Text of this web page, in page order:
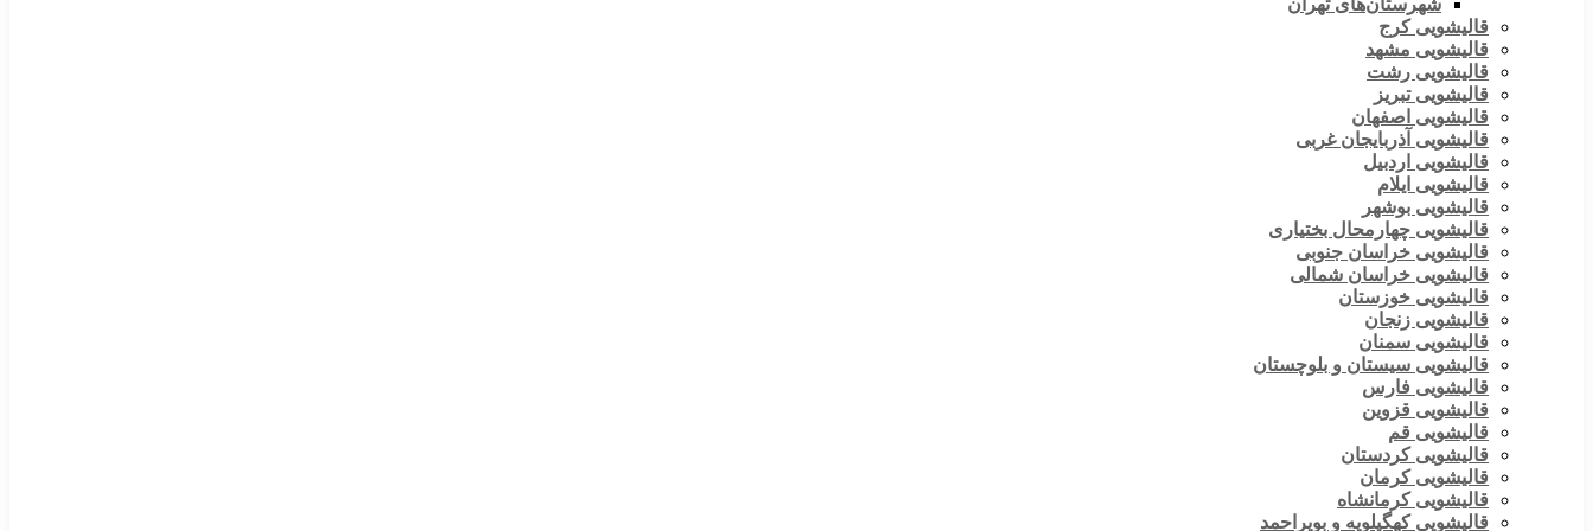
شهرستان‌های تهران
قالیشویی کرج
قالیشویی مشهد
قالیشویی رشت
قالیشویی تبریز
قالیشویی اصفهان
قالیشویی آذربایجان غربی
قالیشویی اردبیل
قالیشویی ایلام
قالیشویی بوشهر
قالیشویی چهارمحال بختیاری
قالیشویی خراسان جنوبی
قالیشویی خراسان شمالی
قالیشویی خوزستان
قالیشویی زنجان
قالیشویی سمنان
قالیشویی سیستان و بلوچستان
قالیشویی فارس
قالیشویی قزوین
قالیشویی قم
قالیشویی کردستان
قالیشویی کرمان
قالیشویی کرمانشاه
قالیشویی کهگیلویه و بویراحمد